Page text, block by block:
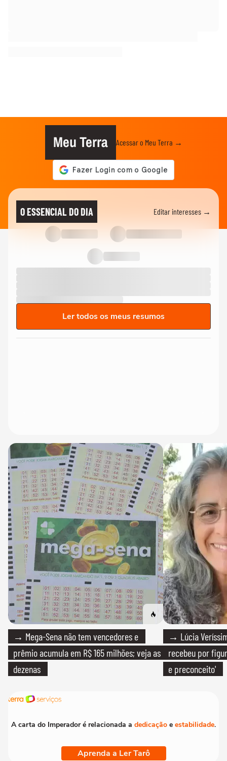
Meu Terra Acessar o Meu Terra →
O ESSENCIAL DO DIA Editar interesses →
Ler todos os meus resumos
→ Mega-Sena não tem vencedores e
prêmio acumula em R$ 165 milhões; veja as
dezenas
→ Lúcia
recebeu por
e preconceito'
A carta do Imperador é relacionada a dedicação e estabilidade.
Aprenda a Ler Tarô